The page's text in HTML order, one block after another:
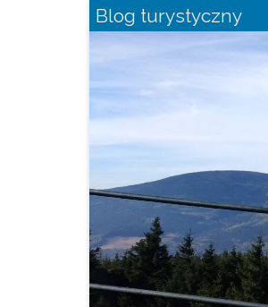
Blog turystyczny